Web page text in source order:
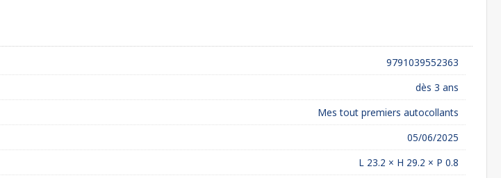
9791039552363
dès 3 ans
Mes tout premiers autocollants
05/06/2025
L 23.2 × H 29.2 × P 0.8